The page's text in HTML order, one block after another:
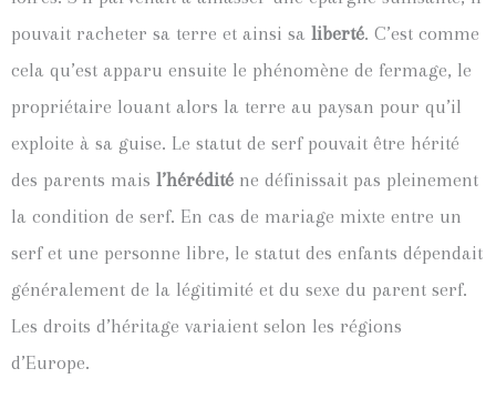
pouvait racheter sa terre et ainsi sa liberté. C’est comme
cela qu’est apparu ensuite le phénomène de fermage, le
propriétaire louant alors la terre au paysan pour qu’il
exploite à sa guise. Le statut de serf pouvait être hérité
des parents mais l’hérédité ne définissait pas pleinement
la condition de serf. En cas de mariage mixte entre un
serf et une personne libre, le statut des enfants dépendait
généralement de la légitimité et du sexe du parent serf.
Les droits d’héritage variaient selon les régions
d’Europe.